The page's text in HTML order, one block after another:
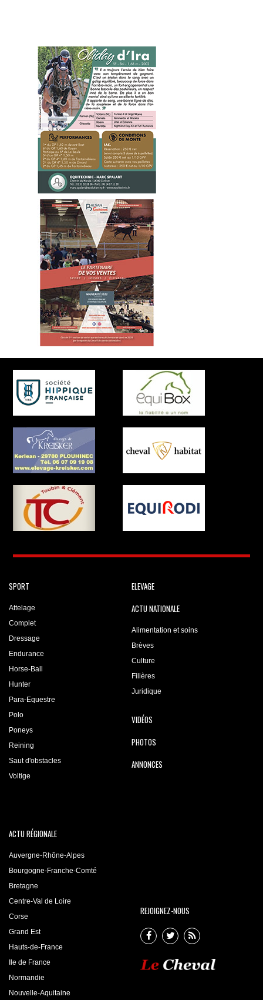
SPORT
Attelage
Complet
Dressage
Endurance
Horse-Ball
Hunter
Para-Equestre
Polo
Poneys
Reining
Saut d'obstacles
Voltige
ELEVAGE
ACTU NATIONALE
Alimentation et soins
Brèves
Culture
Filières
Juridique
VIDÉOS
PHOTOS
ANNONCES
ACTU RÉGIONALE
Auvergne-Rhône-Alpes
Bourgogne-Franche-Comté
Bretagne
Centre-Val de Loire
Corse
Grand Est
Hauts-de-France
Ile de France
Normandie
Nouvelle-Aquitaine
REJOIGNEZ-NOUS